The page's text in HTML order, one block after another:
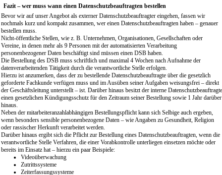
Fazit – wer muss wann einen Datenschutzbeauftragten bestellen
Bevor wir auf unser Angebot als externer Datenschutzbeauftragter eingehen, fassen wir
nochmals kurz und kompakt zusammen, wer einen Datenschutzbeauftragten haben – genauer
bestellen muss.
Nicht-öffentliche Stellen, wie z. B. Unternehmen, Organisationen, Gesellschaften oder
Vereine, in denen mehr als 9 Personen mit der automatisierten Verarbeitung
personenbezogener Daten beschäftigt sind müssen einen DSB haben.
Die Bestellung des DSB muss schriftlich und maximal 4 Wochen nach Aufnahme der
datenverarbeitenden Tätigkeit durch die verantwortliche Stelle erfolgen.
Hierzu ist anzumerken, dass der zu bestellende Datenschutzbeauftragte über die gesetzlich
geforderte Fachkunde verfügen muss und im Ausüben seiner Aufgaben weisungsfrei – direkt
der Geschäftsleitung unterstellt – ist. Darüber hinaus besitzt der interne Datenschutzbeauftragte
einen gesetzlichen Kündigungsschutz für den Zeitraum seiner Bestellung sowie 1 Jahr darüber
hinaus.
Neben der mitarbeiteranzahlabhängigen Bestellungspflicht kann sich Selbige auch ergeben,
wenn besonders sensible personenbezogene Daten – wie Angaben zu Gesundheit, Religion
oder rassischer Herkunft verarbeitet werden.
Darüber hinaus ergibt sich die Pflicht zur Bestellung eines Datenschutzbeauftragten, wenn die
verantwortliche Stelle Verfahren, die einer Vorabkontrolle unterliegen einsetzen möchte oder
bereits im Einsatz hat – hierzu ein paar Beispiele:
Videoüberwachung
Zutrittssysteme
Zeiterfassungssysteme